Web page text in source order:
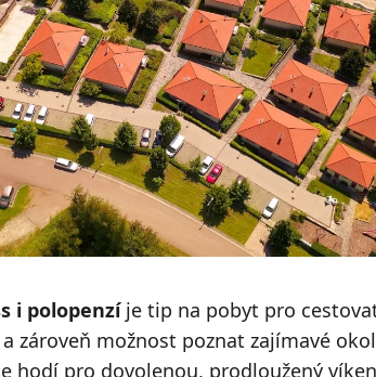
i polopenzíje tip na pobyt pro
zároveň možnost poznat zajímavé
hodí pro dovolenou, prodloužený